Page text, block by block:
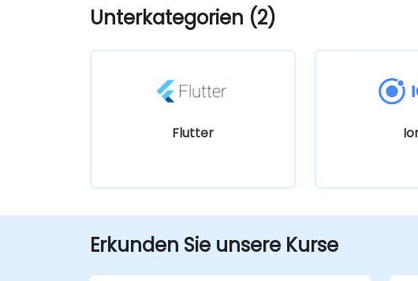
Unterkategorien (2)
Flutter
Erkunden Sie unsere Kurse